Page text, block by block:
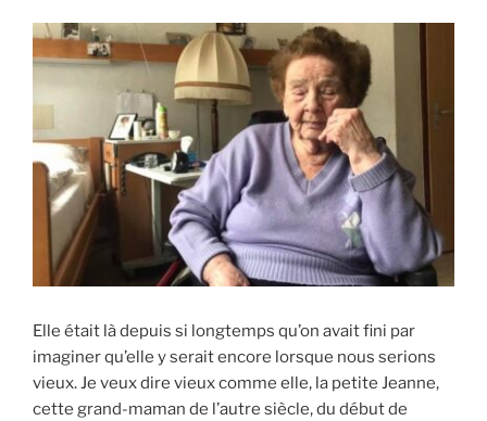
Elle était là depuis si longtemps qu’on avait fini par
imaginer qu’elle y serait encore lorsque nous serions
vieux. Je veux dire vieux comme elle, la petite Jeanne,
cette grand-maman de l’autre siècle, du début de